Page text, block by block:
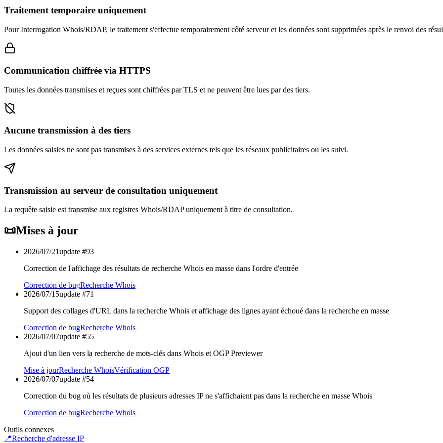
Traitement temporaire uniquement
Pour Interrogation Whois/RDAP, le traitement s'effectue temporairement côté serveur et les données sont supprimées après le renvoi des
Communication chiffrée via HTTPS
Toutes les données transmises et reçues sont chiffrées par TLS et ne peuvent être lues par des tiers.
Aucune transmission à des tiers
Les données saisies ne sont pas transmises à des services externes tels que les réseaux publicitaires ou les suivi.
Transmission au serveur de consultation uniquement
La requête saisie est transmise aux registres Whois/RDAP uniquement à titre de consultation.
📜Mises à jour
2026/07/21update #93
Correction de l'affichage des résultats de recherche Whois en masse dans l'ordre d'entrée
Correction de bugRecherche Whois
2026/07/15update #71
Support des collages d'URL dans la recherche Whois et affichage des lignes ayant échoué dans la recherche en masse
Correction de bugRecherche Whois
2026/07/07update #55
Ajout d'un lien vers la recherche de mots-clés dans Whois et OGP Previewer
Mise à jourRecherche WhoisVérification OGP
2026/07/07update #54
Correction du bug où les résultats de plusieurs adresses IP ne s'affichaient pas dans la recherche en masse Whois
Correction de bugRecherche Whois
Outils connexes
📍Recherche d'adresse IP